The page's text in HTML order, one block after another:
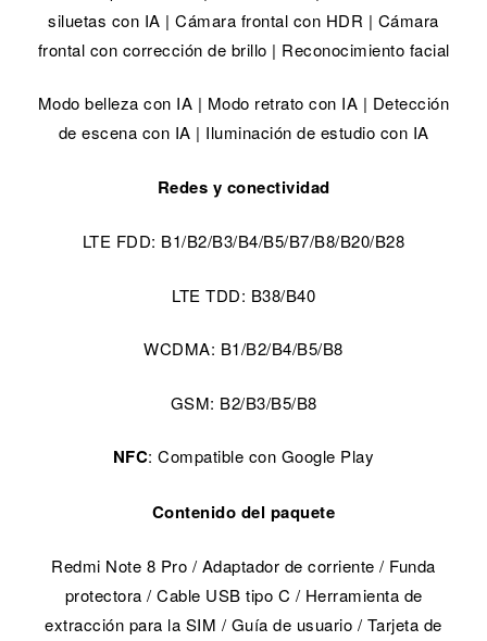
siluetas con IA | Cámara frontal con HDR | Cámara
frontal con corrección de brillo | Reconocimiento facial
Modo belleza con IA | Modo retrato con IA | Detección
de escena con IA | Iluminación de estudio con IA
Redes y conectividad
LTE FDD: B1/B2/B3/B4/B5/B7/B8/B20/B28
LTE TDD: B38/B40
WCDMA: B1/B2/B4/B5/B8
GSM: B2/B3/B5/B8
NFC: Compatible con Google Play
Contenido del paquete
Redmi Note 8 Pro / Adaptador de corriente / Funda
protectora / Cable USB tipo C / Herramienta de
extracción para la SIM / Guía de usuario / Tarjeta de